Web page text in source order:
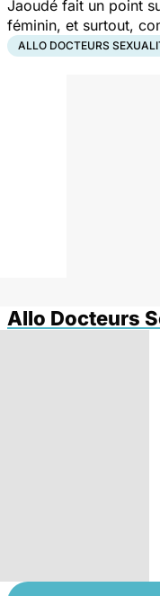
Jaoudé fait un point
féminin, et surtout,
ALLO DOCTEURS
Allo Docteurs